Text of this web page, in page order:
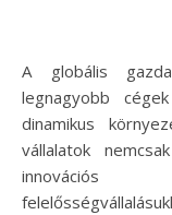
A globális gazdaság folyamatosan változik, és a
legnagyobb
dinamikus
vállalatok
innovációs